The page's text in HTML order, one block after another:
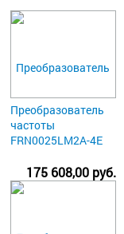
Преобразователь
частоты
FRN0025LM2A-4E
175 608,00 руб.